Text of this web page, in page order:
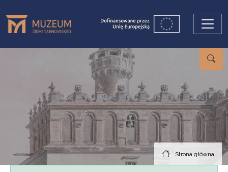
Strona główna